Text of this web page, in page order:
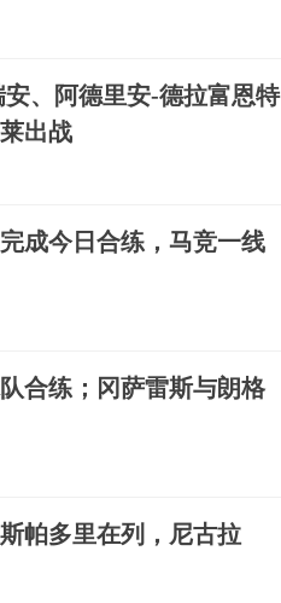
、阿德里安-德拉富恩特
出战
成今日合练，马竞一线
合练；冈萨雷斯与朗格
帕多里在列，尼古拉